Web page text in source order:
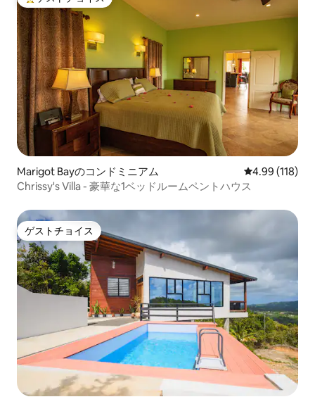
大好評のゲストチョイスです。
Marigot Bayのコンドミニアム レビュー118
4.99 (118)
Chrissy's Villa - 豪華な1ベッドルームペントハウス
ゲストチョイス
ゲストチョイス